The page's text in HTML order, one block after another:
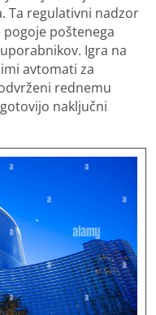
Ta regulativni nadzor
poštenega
Igra na
avtomati za
rednemu
naključni